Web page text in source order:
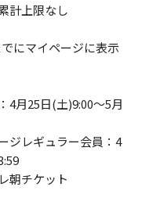
計上限なし
にマイページに表示
4月25日(土)9:00～5月
ジレギュラー会員：4
朝チケット